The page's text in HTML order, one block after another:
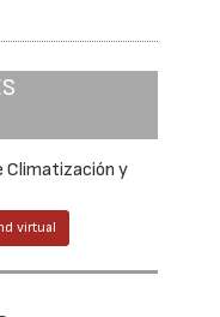
Climatización y
virtual